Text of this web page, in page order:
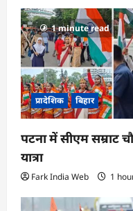
a
t
i
o
n
1 minute read
प्रादेशिक बिहार
पटना में सीएम सम्राट
यात्रा
Fark India Web 1